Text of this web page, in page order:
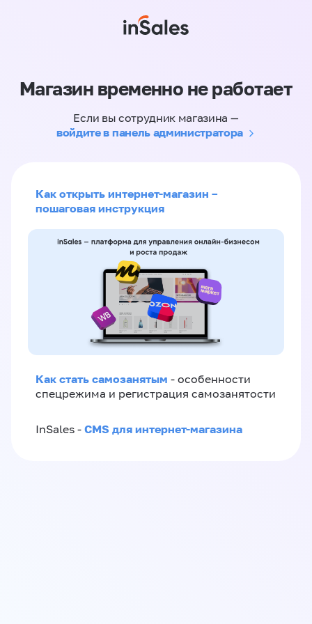
Магазин временно не работает
Если вы сотрудник магазина —
войдите в панель администратора
Как открыть интернет-магазин –
пошаговая инструкция
Как стать самозанятым - особенности
спецрежима и регистрация самозанятости
InSales - CMS для интернет-магазина